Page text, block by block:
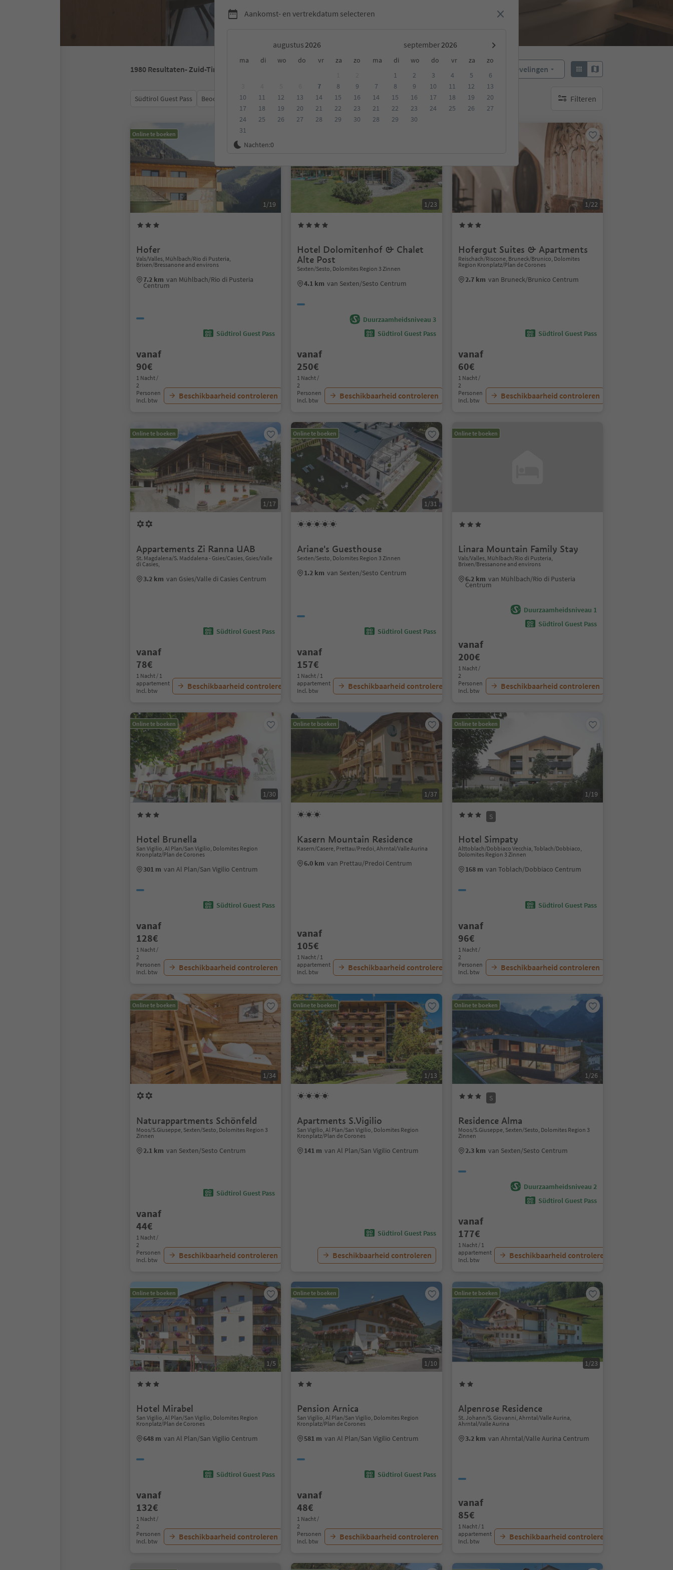
Aankomst- en vertrekdatum selecteren
augustus september
ma di wo do vr za zo ma di wo do vr za
zo
7 8
9
10
11 12 13 14 15
16
17
18 19 20 21 22
23
24
25 26 27 28 29
30
31
1 2 3 4 5
6
7
8 9 10 11 12
13
14
15 16 17 18 19
20
21
22 23 24 25 26
27
28
29 30
Nachten:0
1980 Resultaten- Zuid-Tirol Aanbevelingen
Südtirol Guest Pass Beoordeling Categorie Type catering Duurzame accommodatie Filteren
geen actieve filters
Online te boeken
1/19
Hofer
Vals/Valles, Mühlbach/Rio di Pusteria,
Brixen/Bressanone and environs
7.2 km van Mühlbach/Rio di Pusteria
Centrum
Südtirol Guest Pass
vanaf
90€
1 Nacht /
2
Personen
Incl. btw
Beschikbaarheid controleren
1/23
Hotel Dolomitenhof & Chalet
Alte Post
Sexten/Sesto, Dolomites Region 3 Zinnen
4.1 km van Sexten/Sesto Centrum
Duurzaamheidsniveau 3
Südtirol Guest Pass
vanaf
250€
1 Nacht /
2
Personen
Incl. btw
Beschikbaarheid controleren
1/22
Hofergut Suites & Apartments
Reischach/Riscone, Bruneck/Brunico, Dolomites
Region Kronplatz/Plan de Corones
2.7 km van Bruneck/Brunico Centrum
Südtirol Guest Pass
vanaf
60€
1 Nacht /
2
Personen
Incl. btw
Beschikbaarheid controleren
Online te boeken
1/17
Appartements Zi Ranna UAB
St. Magdalena/S. Maddalena - Gsies/Casies, Gsies/Valle
di Casies,
3.2 km van Gsies/Valle di Casies Centrum
Südtirol Guest Pass
vanaf
78€
1 Nacht / 1
appartement
Incl. btw
Beschikbaarheid controleren
Online te boeken
1/31
Ariane's Guesthouse
Sexten/Sesto, Dolomites Region 3 Zinnen
1.2 km van Sexten/Sesto Centrum
Südtirol Guest Pass
vanaf
157€
1 Nacht / 1
appartement
Incl. btw
Beschikbaarheid controleren
Online te boeken
Linara Mountain Family Stay
Vals/Valles, Mühlbach/Rio di Pusteria,
Brixen/Bressanone and environs
6.2 km van Mühlbach/Rio di Pusteria
Centrum
Duurzaamheidsniveau 1
Südtirol Guest Pass
vanaf
200€
1 Nacht /
2
Personen
Incl. btw
Beschikbaarheid controleren
Online te boeken
1/30
Hotel Brunella
San Vigilio, Al Plan/San Vigilio, Dolomites Region
Kronplatz/Plan de Corones
301 m van Al Plan/San Vigilio Centrum
Südtirol Guest Pass
vanaf
128€
1 Nacht /
2
Personen
Incl. btw
Beschikbaarheid controleren
Online te boeken
1/37
Kasern Mountain Residence
Kasern/Casere, Prettau/Predoi, Ahrntal/Valle Aurina
6.0 km van Prettau/Predoi Centrum
vanaf
105€
1 Nacht / 1
appartement
Incl. btw
Beschikbaarheid controleren
Online te boeken
1/19
S
Hotel Simpaty
Alttoblach/Dobbiaco Vecchia, Toblach/Dobbiaco,
Dolomites Region 3 Zinnen
168 m van Toblach/Dobbiaco Centrum
Südtirol Guest Pass
vanaf
96€
1 Nacht /
2
Personen
Incl. btw
Beschikbaarheid controleren
Online te boeken
1/34
Naturappartments Schönfeld
Moos/S.Giuseppe, Sexten/Sesto, Dolomites Region 3
Zinnen
2.1 km van Sexten/Sesto Centrum
Südtirol Guest Pass
vanaf
44€
1 Nacht /
2
Personen
Incl. btw
Beschikbaarheid controleren
Online te boeken
1/13
Apartments S.Vigilio
San Vigilio, Al Plan/San Vigilio, Dolomites Region
Kronplatz/Plan de Corones
141 m van Al Plan/San Vigilio Centrum
Südtirol Guest Pass
Beschikbaarheid controleren
Online te boeken
1/26
S
Residence Alma
Moos/S.Giuseppe, Sexten/Sesto, Dolomites Region 3
Zinnen
2.3 km van Sexten/Sesto Centrum
Duurzaamheidsniveau 2
Südtirol Guest Pass
vanaf
177€
1 Nacht / 1
appartement
Incl. btw
Beschikbaarheid controleren
Online te boeken
1/5
Hotel Mirabel
San Vigilio, Al Plan/San Vigilio, Dolomites Region
Kronplatz/Plan de Corones
648 m van Al Plan/San Vigilio Centrum
Südtirol Guest Pass
vanaf
132€
1 Nacht /
2
Personen
Incl. btw
Beschikbaarheid controleren
Online te boeken
1/10
Pension Arnica
San Vigilio, Al Plan/San Vigilio, Dolomites Region
Kronplatz/Plan de Corones
581 m van Al Plan/San Vigilio Centrum
Südtirol Guest Pass
vanaf
48€
1 Nacht /
2
Personen
Incl. btw
Beschikbaarheid controleren
Online te boeken
1/23
Alpenrose Residence
St. Johann/S. Giovanni, Ahrntal/Valle Aurina,
Ahrntal/Valle Aurina
3.2 km van Ahrntal/Valle Aurina Centrum
vanaf
85€
1 Nacht / 1
appartement
Incl. btw
Beschikbaarheid controleren